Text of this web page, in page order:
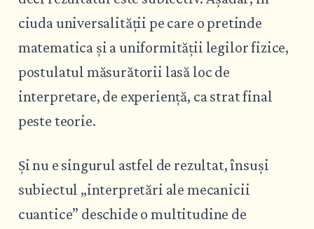
ciuda universalității pe care o pretinde
matematica și a uniformității legilor fizice,
postulatul măsurătorii lasă loc de
interpretare, de experiență, ca strat final
peste teorie.
Și nu e singurul astfel de rezultat, însuși
subiectul „interpretări ale mecanicii
cuantice” deschide o multitudine de